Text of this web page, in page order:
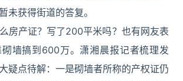
未获得街道的答复。
房产证？写了200平米吗？也有网友表
墙搞到600万。潇湘晨报记者梳理发
疑点待解：一是砌墙者所称的产权证仍